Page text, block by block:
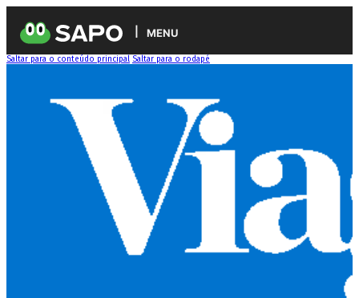
MENU
Saltar para o conteúdo principal Saltar para o rodapé